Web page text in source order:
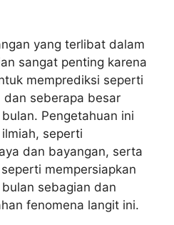
yang terlibat dalam
sangat penting karena
memprediksi seperti
dan seberapa besar
Pengetahuan ini
seperti
dan bayangan, serta
mempersiapkan
sebagian dan
fenomena langit ini.